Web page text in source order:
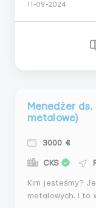
samych liderów,
zalety obiektów
11-09-2024
Menedżer
metalowe)
3000 €
CKS
Kim jesteśmy?
metalowych. I to